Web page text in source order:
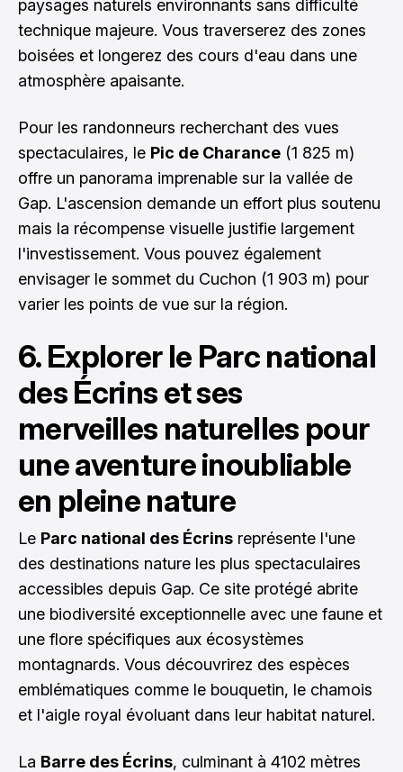
paysages naturels environnants sans difficulté
technique majeure. Vous traverserez des zones
boisées et longerez des cours d'eau dans une
atmosphère apaisante.
Pour les randonneurs recherchant des vues
spectaculaires, le Pic de Charance (1 825 m)
offre un panorama imprenable sur la vallée de
Gap. L'ascension demande un effort plus soutenu
mais la récompense visuelle justifie largement
l'investissement. Vous pouvez également
envisager le sommet du Cuchon (1 903 m) pour
varier les points de vue sur la région.
6. Explorer le Parc national
des Écrins et ses
merveilles naturelles pour
une aventure inoubliable
en pleine nature
Le Parc national des Écrins représente l'une
des destinations nature les plus spectaculaires
accessibles depuis Gap. Ce site protégé abrite
une biodiversité exceptionnelle avec une faune et
une flore spécifiques aux écosystèmes
montagnards. Vous découvrirez des espèces
emblématiques comme le bouquetin, le chamois
et l'aigle royal évoluant dans leur habitat naturel.
La Barre des Écrins, culminant à 4102 mètres